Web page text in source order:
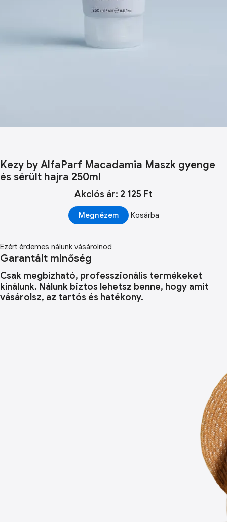
Kezy by AlfaParf Macadamia Maszk gyenge
és sérült hajra 250ml
Akciós ár: 2 125 Ft
Megnézem Kosárba
Ezért érdemes nálunk vásárolnod
Garantált minőség
Csak megbízható, professzionális termékeket
kínálunk. Nálunk biztos lehetsz benne, hogy amit
vásárolsz, az tartós és hatékony.